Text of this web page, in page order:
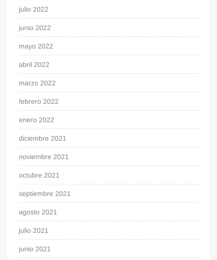
julio 2022
junio 2022
mayo 2022
abril 2022
marzo 2022
febrero 2022
enero 2022
diciembre 2021
noviembre 2021
octubre 2021
septiembre 2021
agosto 2021
julio 2021
junio 2021